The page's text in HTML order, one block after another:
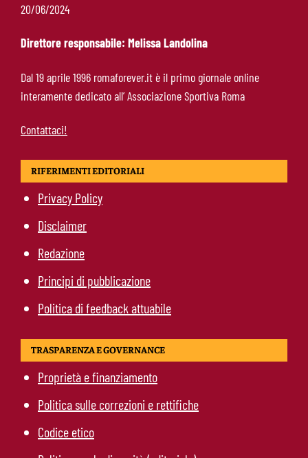
Brighton-Roma: dove vedere l’amichevole in tv
e streaming, orario e probabili formazioni
20/06/2024
Direttore responsabile: Melissa Landolina
Dal 19 aprile 1996 romaforever.it è il primo giornale online
interamente dedicato all’ Associazione Sportiva Roma
Contattaci!
RIFERIMENTI EDITORIALI
Privacy Policy
Disclaimer
Redazione
Principi di pubblicazione
Politica di feedback attuabile
TRASPARENZA E GOVERNANCE
Proprietà e finanziamento
Politica sulle correzioni e rettifiche
Codice etico